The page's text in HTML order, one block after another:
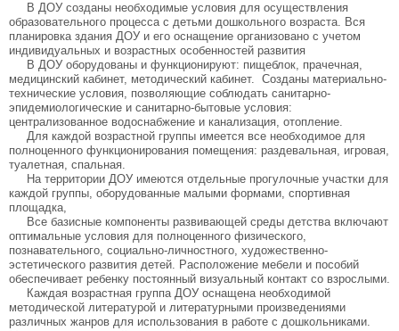
В ДОУ созданы необходимые условия для осуществления
образовательного процесса с детьми дошкольного возраста. Вся
планировка здания ДОУ и его оснащение организовано с учетом
индивидуальных и возрастных особенностей развития
В ДОУ оборудованы и функционируют: пищеблок, прачечная,
медицинский кабинет, методический кабинет. Созданы материально-
технические условия, позволяющие соблюдать санитарно-
эпидемиологические и санитарно-бытовые условия:
централизованное водоснабжение и канализация, отопление.
Для каждой возрастной группы имеется все необходимое для
полноценного функционирования помещения: раздевальная, игровая,
туалетная, спальная.
На территории ДОУ имеются отдельные прогулочные участки для
каждой группы, оборудованные малыми формами, спортивная
площадка,
Все базисные компоненты развивающей среды детства включают
оптимальные условия для полноценного физического,
познавательного, социально-личностного, художественно-
эстетического развития детей. Расположение мебели и пособий
обеспечивает ребенку постоянный визуальный контакт со взрослыми.
Каждая возрастная группа ДОУ оснащена необходимой
методической литературой и литературными произведениями
различных жанров для использования в работе с дошкольниками.